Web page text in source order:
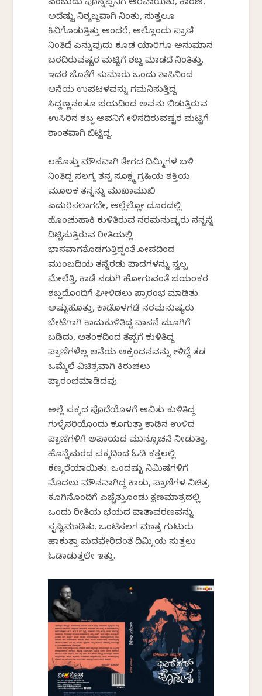
ಎಂಬುದು ಪೊನ್ನಪ್ಪನಿಗೆ ಅರಿವಾಯಿತು, ಕಾರಣ,
ಅದೆಷ್ಟು ನಿಶ್ಶಬ್ದವಾಗಿ ನಿಂತು, ಸುತ್ತಲೂ
ಕಿವಿಗೊಡುತ್ತಿತ್ತು ಅಂದರೆ, ಅಲ್ಲೊಂದು ಪ್ರಾಣಿ
ನಿಂತಿದೆ ಎನ್ನುವುದು ಕೂಡ ಯಾರಿಗೂ ಅನುಮಾನ
ಬರದಿರುವಷ್ಟರ ಮಟ್ಟಿಗೆ ಶಬ್ದ ಮಾಡದೆ ನಿಂತಿತ್ತು.
ಇದರ ಜೊತೆಗೆ ಸುಮಾರು ಒಂದು ತಾಸಿನಿಂದ
ಆನೆಯ ಉಪಟಳವನ್ನು ಗಮನಿಸುತ್ತಿದ್ದ
ಸಿದ್ದಣ್ಣನಂತೂ ಭಯದಿಂದ ಅವನು ಬಿಡುತ್ತಿರುವ
ಉಸಿರಿನ ಶಬ್ದ ಅವನಿಗೆ ಕೇಳಿಸದಿರುವಷ್ಟರ ಮಟ್ಟಿಗೆ
ಶಾಂತವಾಗಿ ಬಿಟ್ಟಿದ್ದ.
ಕೆಲಹೊತ್ತು ಮೌನವಾಗಿ ತೇಗದ ದಿಮ್ಮಿಗಳ ಬಳಿ
ನಿಂತಿದ್ದ ಸಲಗಕ್ಕೆ ತನ್ನ ಸೂಕ್ಷ್ಮ ಗ್ರಹಿಕೆಯ ಶಕ್ತಿಯ
ಮೂಲಕ ತನ್ನನ್ನು ಮುಖಾಮುಖಿ
ಎದುರಿಸಲಾಗದೇ, ಅಲ್ಲೆಲ್ಲೋ ದೂರದಲ್ಲಿ
ಹೊಂಚುಹಾಕಿ ಕುಳಿತಿರುವ ನರಮನುಷ್ಯರು ನನ್ನನ್ನೆ
ದಿಟ್ಟಿಸುತ್ತಿರುವ ರೀತಿಯಲ್ಲಿ
ಭಾಸವಾಗತೊಡಗುತ್ತಿದ್ದಂತೆ ಕೋಪದಿಂದ
ಮುಂಬದಿಯ ತನ್ನೆರಡು ಪಾದಗಳನ್ನು ಸ್ವಲ್ಪ
ಮೇಲೆಕೆತ್ತಿ, ಕಾಡೆ ನಡುಗಿ ಹೋಗುವಂತೆ ಭಯಂಕರ
ಶಬ್ದದೊಂದಿಗೆ ಘೀಳಿಡಲು ಪ್ರಾರಂಭ ಮಾಡಿತು.
ಅಷ್ಟುಹೊತ್ತು, ಕಾಡೊಳಗಡೆ ನರಮನುಷ್ಯರು
ಬೇಟೆಗಾಗಿ ಕಾದುಕುಳಿತಿದ್ದ ವಾಸನೆ ಮೂಗಿಗೆ
ಬಡಿದು, ಆತಂಕದಿಂದ ತೆಪ್ಪಗೆ ಕುಳಿತಿದ್ದ
ಪ್ರಾಣಿಗಳೆಲ್ಲ ಆನೆಯ ಆಕ್ರಂದನವನ್ನು ಕೇಳಿದ್ದೆ ತಡ
ಒಮ್ಮೆಲೆ ವಿಚಿತ್ರವಾಗಿ ಕಿರುಚಲು
ಪ್ರಾರಂಭಮಾಡಿದವು.
ಅಲ್ಲೆ ಪಕ್ಕದ ಪೊದೆಯೊಳಗೆ ಅವಿತು ಕುಳಿತಿದ್ದ
ಗುಳ್ಳೆನರಿಯೊಂದು ಕೂಗುತ್ತಾ ಕಾಡಿನ ಉಳಿದ
ಪ್ರಾಣಿಗಳಿಗೆ ಅಪಾಯದ ಮುನ್ಸೂಚನೆ ನೀಡುತ್ತಾ,
ಹೊನ್ನೆಮರದ ಪಕ್ಕದಿಂದ ಓಡಿ ಕತ್ತಲಲ್ಲಿ
ಕಣ್ಮರೆಯಾಯಿತು. ಒಂದಷ್ಟು ನಿಮಿಷಗಳಿಗೆ
ಮೊದಲು ಮೌನವಾಗಿದ್ದ ಕಾಡು, ಪ್ರಾಣಿಗಳ ವಿಚಿತ್ರ
ಕೂಗಿನೊಂದಿಗೆ ಎಚ್ಚೆತ್ತುಕೊಂಡು ಕ್ಷಣಮಾತ್ರದಲ್ಲಿ
ಒಂದು ರೀತಿಯ ಭಯದ ವಾತಾವರಣವನ್ನು
ಸೃಷ್ಟಿಮಾಡಿತು. ಒಂಟಿಸಲಗ ಮಾತ್ರ ಗುಟುರು
ಹಾಕುತ್ತಾ ಮದವೇರಿದಂತೆ ದಿಮ್ಮಿಯ ಸುತ್ತಲು
ಓಡಾಡುತ್ತಲೇ ಇತ್ತು.